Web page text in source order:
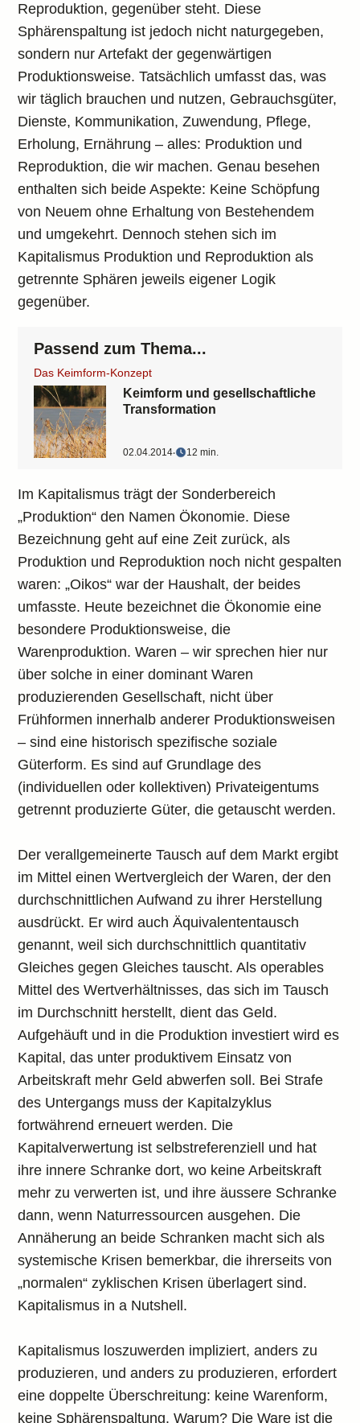
Reproduktion, gegenüber steht. Diese
Sphärenspaltung ist jedoch nicht naturgegeben,
sondern nur Artefakt der gegenwärtigen
Produktionsweise. Tatsächlich umfasst das, was
wir täglich brauchen und nutzen, Gebrauchsgüter,
Dienste, Kommunikation, Zuwendung, Pflege,
Erholung, Ernährung – alles: Produktion und
Reproduktion, die wir machen. Genau besehen
enthalten sich beide Aspekte: Keine Schöpfung
von Neuem ohne Erhaltung von Bestehendem
und umgekehrt. Dennoch stehen sich im
Kapitalismus Produktion und Reproduktion als
getrennte Sphären jeweils eigener Logik
gegenüber.
Passend zum Thema...
Das Keimform-Konzept
Keimform und gesellschaftliche
Transformation
02.04.2014‧ 12 min.
Im Kapitalismus trägt der Sonderbereich
„Produktion“ den Namen Ökonomie. Diese
Bezeichnung geht auf eine Zeit zurück, als
Produktion und Reproduktion noch nicht gespalten
waren: „Oikos“ war der Haushalt, der beides
umfasste. Heute bezeichnet die Ökonomie eine
besondere Produktionsweise, die
Warenproduktion. Waren – wir sprechen hier nur
über solche in einer dominant Waren
produzierenden Gesellschaft, nicht über
Frühformen innerhalb anderer Produktionsweisen
– sind eine historisch spezifische soziale
Güterform. Es sind auf Grundlage des
(individuellen oder kollektiven) Privateigentums
getrennt produzierte Güter, die getauscht werden.
Der verallgemeinerte Tausch auf dem Markt ergibt
im Mittel einen Wertvergleich der Waren, der den
durchschnittlichen Aufwand zu ihrer Herstellung
ausdrückt. Er wird auch Äquivalententausch
genannt, weil sich durchschnittlich quantitativ
Gleiches gegen Gleiches tauscht. Als operables
Mittel des Wertverhältnisses, das sich im Tausch
im Durchschnitt herstellt, dient das Geld.
Aufgehäuft und in die Produktion investiert wird es
Kapital, das unter produktivem Einsatz von
Arbeitskraft mehr Geld abwerfen soll. Bei Strafe
des Untergangs muss der Kapitalzyklus
fortwährend erneuert werden. Die
Kapitalverwertung ist selbstreferenziell und hat
ihre innere Schranke dort, wo keine Arbeitskraft
mehr zu verwerten ist, und ihre äussere Schranke
dann, wenn Naturressourcen ausgehen. Die
Annäherung an beide Schranken macht sich als
systemische Krisen bemerkbar, die ihrerseits von
„normalen“ zyklischen Krisen überlagert sind.
Kapitalismus in a Nutshell.
Kapitalismus loszuwerden impliziert, anders zu
produzieren, und anders zu produzieren, erfordert
eine doppelte Überschreitung: keine Warenform,
keine Sphärenspaltung. Warum? Die Ware ist die